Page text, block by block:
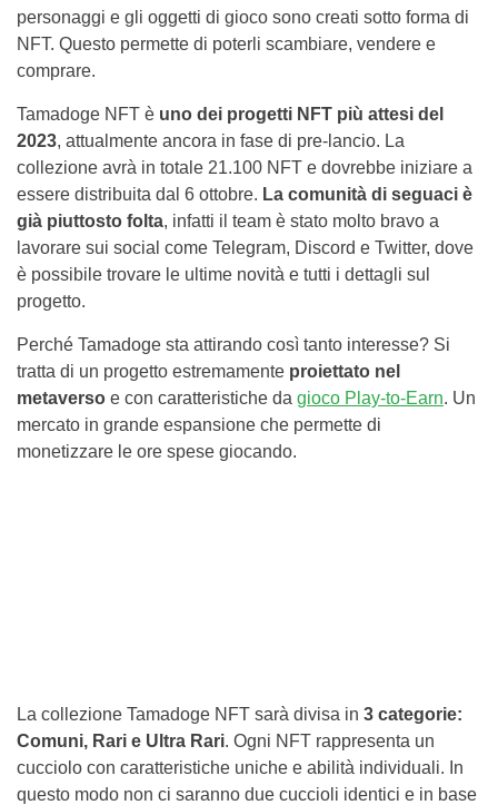
personaggi e gli oggetti di gioco sono creati sotto forma di
NFT. Questo permette di poterli scambiare, vendere e
comprare.
Tamadoge NFT è uno dei progetti NFT più attesi del
2023, attualmente ancora in fase di pre-lancio. La
collezione avrà in totale 21.100 NFT e dovrebbe iniziare a
essere distribuita dal 6 ottobre. La comunità di seguaci è
già piuttosto folta, infatti il team è stato molto bravo a
lavorare sui social come Telegram, Discord e Twitter, dove
è possibile trovare le ultime novità e tutti i dettagli sul
progetto.
Perché Tamadoge sta attirando così tanto interesse? Si
tratta di un progetto estremamente proiettato nel
metaverso e con caratteristiche da gioco Play-to-Earn. Un
mercato in grande espansione che permette di
monetizzare le ore spese giocando.
La collezione Tamadoge NFT sarà divisa in 3 categorie:
Comuni, Rari e Ultra Rari. Ogni NFT rappresenta un
cucciolo con caratteristiche uniche e abilità individuali. In
questo modo non ci saranno due cuccioli identici e in base